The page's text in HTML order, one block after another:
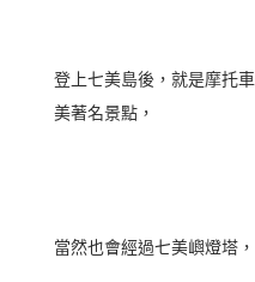
登上七美島後，就是摩托
美著名景點，
當然也會經過七美嶼燈塔，